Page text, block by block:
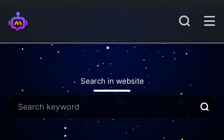
Search in website